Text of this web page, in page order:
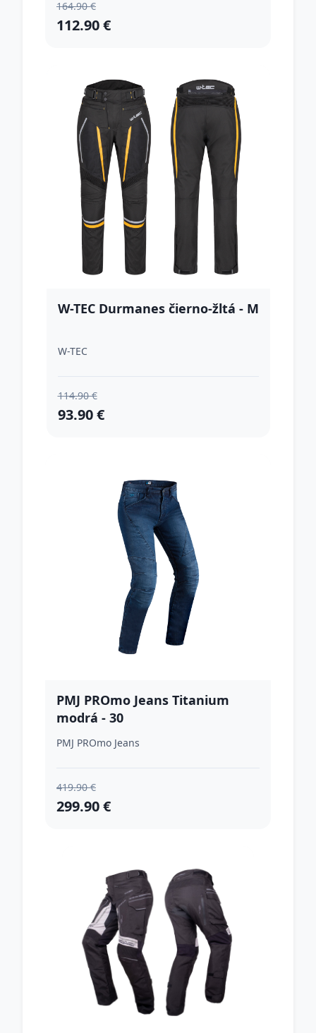
164.90 €
112.90 €
W-TEC Durmanes čierno-žltá - M
W-TEC
114.90 €
93.90 €
PMJ PROmo Jeans Titanium
modrá - 30
PMJ PROmo Jeans
419.90 €
299.90 €